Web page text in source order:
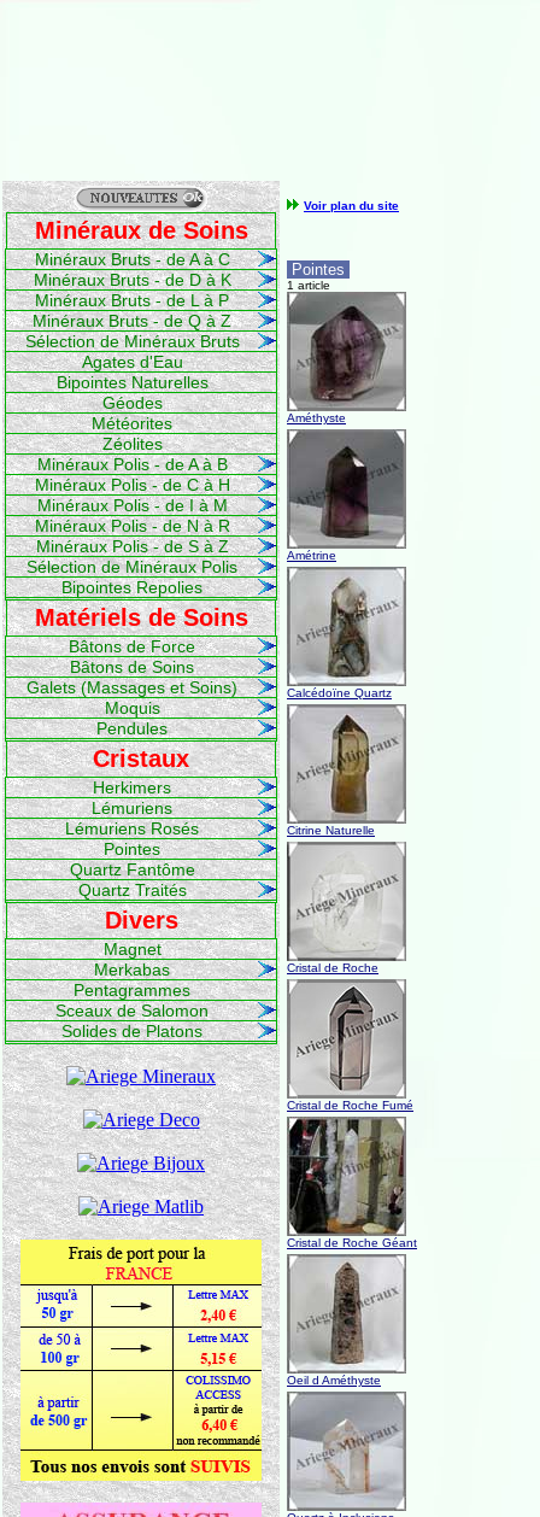
Minéraux de Soins
Minéraux Bruts - de A à C
Minéraux Bruts - de D à K
Minéraux Bruts - de L à P
Minéraux Bruts - de Q à Z
Sélection de Minéraux Bruts
Agates d'Eau
Bipointes Naturelles
Géodes
Météorites
Zéolites
Minéraux Polis - de A à B
Minéraux Polis - de C à H
Minéraux Polis - de I à M
Minéraux Polis - de N à R
Minéraux Polis - de S à Z
Sélection de Minéraux Polis
Bipointes Repolies
Matériels de Soins
Bâtons de Force
Bâtons de Soins
Galets (Massages et Soins)
Moquis
Pendules
Cristaux
Herkimers
Lémuriens
Lémuriens Rosés
Pointes
Quartz Fantôme
Quartz Traités
Divers
Magnet
Merkabas
Pentagrammes
Sceaux de Salomon
Solides de Platons
Voir plan du site
Pointes
1 article
Améthyste
Amétrine
Calcédoïne Quartz
Citrine Naturelle
Cristal de Roche
Cristal de Roche Fumé
Cristal de Roche Géant
Oeil d Améthyste